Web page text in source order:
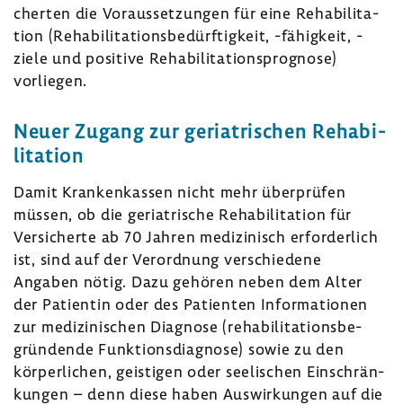
cherten die Voraus­set­zungen für eine Reha­bi­li­ta­
tion (Reha­bi­li­ta­ti­ons­be­dürf­tig­keit, -​fähigkeit, -
ziele und posi­tive Reha­bi­li­ta­ti­ons­pro­gnose)
vorliegen.
Neuer Zugang zur geria­tri­schen Reha­bi­
li­ta­tion
Damit Kran­ken­kassen nicht mehr über­prüfen
müssen, ob die geria­tri­sche Reha­bi­li­ta­tion für
Versi­cherte ab 70 Jahren medi­zi­nisch erfor­der­lich
ist, sind auf der Verord­nung verschie­dene
Angaben nötig. Dazu gehören neben dem Alter
der Pati­entin oder des Pati­enten Infor­ma­tionen
zur medi­zi­ni­schen Diagnose (reha­bi­li­ta­ti­ons­be­
grün­dende Funk­ti­ons­dia­gnose) sowie zu den
körper­li­chen, geis­tigen oder seeli­schen Einschrän­
kungen – denn diese haben Auswir­kungen auf die